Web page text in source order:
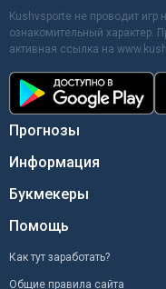
Kushvsporte не проводит
ознакомительный характер.
активная ссылка на
Прогнозы
Информация
Букмекеры
Помощь
Как тут заработать?
Общие правила сайта